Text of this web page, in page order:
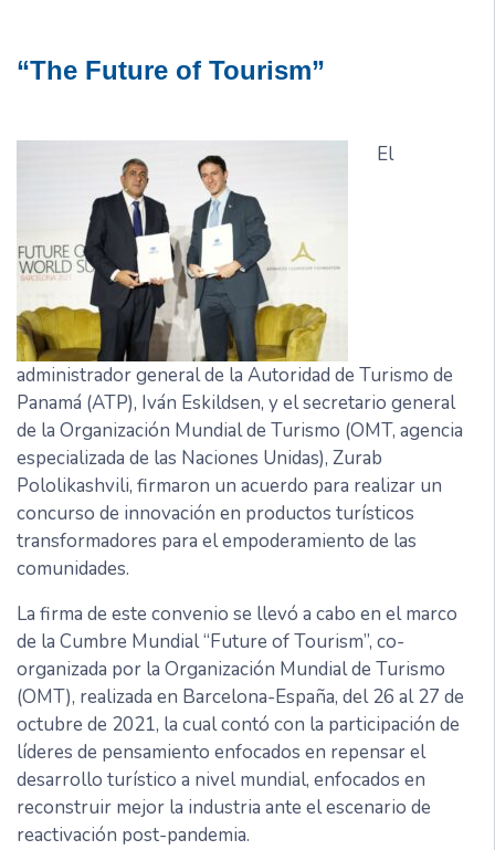
“The Future of Tourism”
El
administrador general de la Autoridad de Turismo de
Panamá (ATP), Iván Eskildsen, y el secretario general
de la Organización Mundial de Turismo (OMT, agencia
especializada de las Naciones Unidas), Zurab
Pololikashvili, firmaron un acuerdo para realizar un
concurso de innovación en productos turísticos
transformadores para el empoderamiento de las
comunidades.
La firma de este convenio se llevó a cabo en el marco
de la Cumbre Mundial “Future of Tourism”, co-
organizada por la Organización Mundial de Turismo
(OMT), realizada en Barcelona-España, del 26 al 27 de
octubre de 2021, la cual contó con la participación de
líderes de pensamiento enfocados en repensar el
desarrollo turístico a nivel mundial, enfocados en
reconstruir mejor la industria ante el escenario de
reactivación post-pandemia.